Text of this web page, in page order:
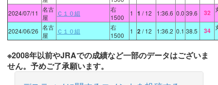
2024/07/11 名古
屋
Ｃ１０組
右
1500
1 1 / 12 1:36.6 0.0 39.6 32
2024/06/26 名古
屋
Ｃ１０組
右
1500
1 2/ 12 1:36.2 0.1 38.5 34
※2008年以前やJRAでの成績など一部のデータはございま
せん。予めご了承願います。